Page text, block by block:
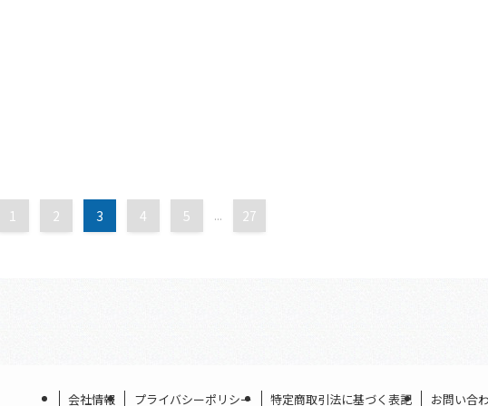
1 2 3 4 5 ... 27
会社情報 プライバシーポリシー 特定商取引法に基づく表記 お問い合